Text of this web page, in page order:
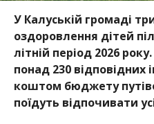
У Калуській громаді
оздоровлення дітей
літній період 2026
понад 230 відповідних
коштом бюджету
поїдуть відпочивати